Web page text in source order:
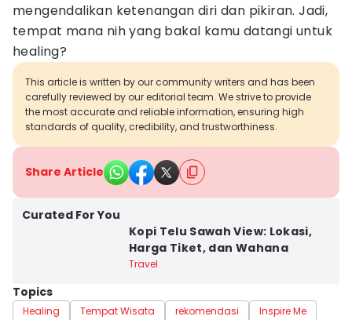
mengendalikan ketenangan diri dan pikiran. Jadi,
tempat mana nih yang bakal kamu datangi untuk
healing?
This article is written by our community writers and has been
carefully reviewed by our editorial team. We strive to provide
the most accurate and reliable information, ensuring high
standards of quality, credibility, and trustworthiness.
Share Article
Curated For You
Kopi Telu Sawah View: Lokasi,
Harga Tiket, dan Wahana
Travel
Topics
Healing Tempat Wisata rekomendasi
Inspire Me